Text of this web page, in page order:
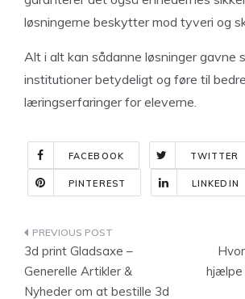
løsningerne beskytter mod tyveri og
Alt i alt kan sådanne løsninger gavne
institutioner betydeligt og føre til bedre
læringserfaringer for eleverne.
FACEBOOK TWITTER
PINTEREST LINKEDIN
Indlægsnavigation
3d print Gladsaxe –
Generelle Artikler &
Nyheder om at bestille 3d
hjælpe